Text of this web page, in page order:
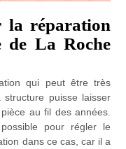
la réparation
de La Roche
qui peut être très
puisse laisser
au fil des années.
pour régler le
dans ce cas, car il a